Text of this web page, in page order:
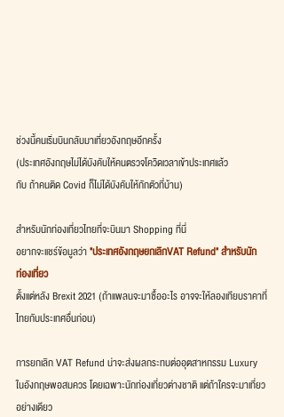
ช่วงนี้คนเริ่มบินกลับมาเที่ยวอังกฤษอีกครั้ง
(ประเทศอังกฤษไม่ได้บังคับให้คนตรวจโควิดเวลาเข้าประเทศแล้ว
กับ ถ้าคนติด Covid ก็ไม่ได้บังคับให้กักตัวที่บ้าน)
สำหรับนักท่องเที่ยวไทยที่จะบินมา Shopping ที่นี่
อยากจะแชร์ข้อมูลว่า "ประเทศอังกฤษยกเลิกVAT Refund" สำหรับนัก
ท่องเที่ยว
ตั้งแต่หลัง Brexit 2021 (ถ้าแพลนจะมาซื้ออะไร อาจจะให้ลองเทียบราคาที่
ไทยกับประเทศอื่นก่อน)
การยกเลิก VAT Refund น่าจะส่งผลกระทบต่ออุตสาหกรรม Luxury
ในอังกฤษพอสมควร โดยเฉพาะนักท่องเที่ยวต่างชาติ แต่ถ้าใครจะมาเที่ยว
อย่างเดียว